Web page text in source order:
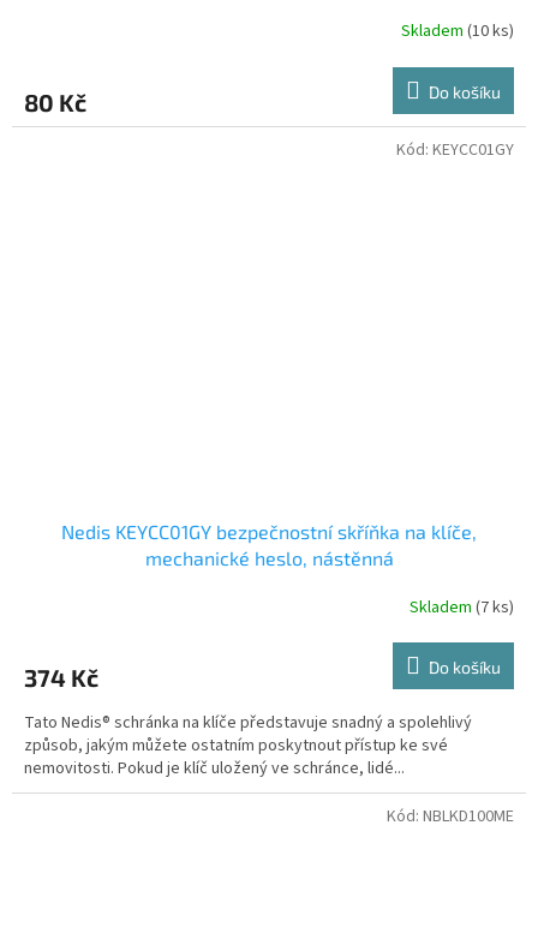
Skladem (10 ks)
80 Kč Do košíku
Nedis KEYCC01GY bezpečnostní skříňka na klíče,
mechanické heslo, nástěnná
Skladem (7 ks)
374 Kč Do košíku
Tato Nedis® schránka na klíče představuje snadný a spolehlivý
způsob, jakým můžete ostatním poskytnout přístup ke své
nemovitosti. Pokud je klíč uložený ve schránce, lidé...
Kód: KEYCC01GY
Kód: NBLKD100ME